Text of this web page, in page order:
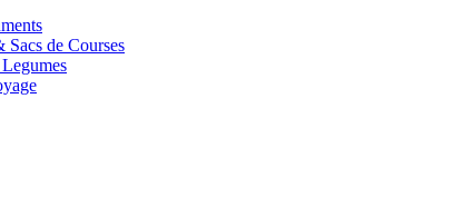
Sacs de Courses